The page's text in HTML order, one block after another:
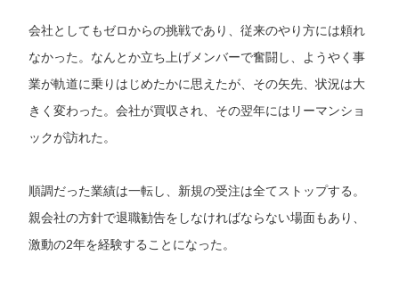
会社としてもゼロからの挑戦であり、従来のやり方には頼れ
なかった。なんとか立ち上げメンバーで奮闘し、ようやく事
業が軌道に乗りはじめたかに思えたが、その矢先、状況は大
きく変わった。会社が買収され、その翌年にはリーマンショ
ックが訪れた。
順調だった業績は一転し、新規の受注は全てストップする。
親会社の方針で退職勧告をしなければならない場面もあり、
激動の2年を経験することになった。